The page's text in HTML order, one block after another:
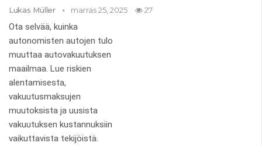
Lukas Müller marras 25, 2025 27
Ota selvää, kuinka
autonomisten autojen tulo
muuttaa autovakuutuksen
maailmaa. Lue riskien
alentamisesta,
vakuutusmaksujen
muutoksista ja uusista
vakuutuksen kustannuksiin
vaikuttavista tekijöistä.